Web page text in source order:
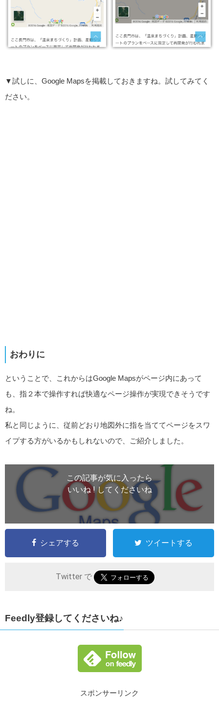
▼試しに、Google Mapsを掲載しておきますね。試してみてく
ださい。
おわりに
ということで、これからはGoogle Mapsがページ内にあって
も、指２本で操作すれば快適なページ操作が実現できそうです
ね。
私と同じように、従前どおり地図外に指を当ててページをスワ
イプする方がいるかもしれないので、ご紹介しました。
この記事が気に入ったら
いいね ! してくださいね
シェアする ツイートする
Twitter で
Feedly登録してくださいね♪
スポンサーリンク